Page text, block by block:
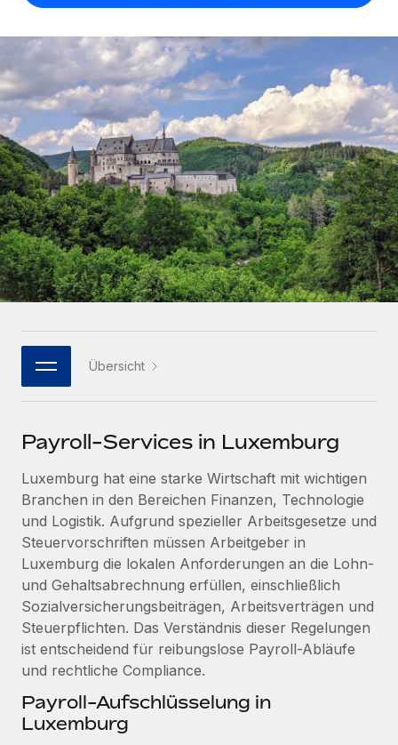
Globales Onboarding und Verwalten von
Freelancer:innen
PEO
Auslagern von komplexen HR-Aufgaben
INFRASTRUKTUR
Remote Embedded
Nahtlose Integration der HR in bestehende Abläufe
Plattform
Integrierte HR-Kernfunktionen für dein Team
MCP
Integrationen
Tools
DIENSTLEISTUNGEN
Frag unsere Expert:innen
Hilfe von Expert:innen für globale HR & Compliance
Background-Checks
Einfacheres Bewerber:innen-Screening
Compliance Watchtower
Lückenlose Compliance
Geräteverwaltung
Globale Bereitstellung und Verfolgung von IT-
WACHSTUMSPHASE
Startups
Agile HR- und Payroll-Lösungen für wachsende
Unternehmen
Mittelstand
Maßgeschneiderte HR-Lösungen, um Teams zu
vergrößern
Enterprise
Globale HR für Konzerne und Großunternehmen
PARTNER WERDEN
Flexible Einbettung von Global-HR-Funktionen in deine
Entdecke die Möglichkeiten einer Partnerschaft
Remote Build
Demnächst verfügbar
Beratung zu Integrationen und KI-Automatisierung
So hat der KI-Vorreiter Weaviate sein Team mit
Remote um 120 % vergrößert
Weaviate auf einen Blick Weaviate entwickelt KI-basierte
Open-Source-Infrastrukturen. Das...
Personalkostenrechner
Gesamtbeschäftigungskosten
Honorarzahlungen berechnen
Informationen zu möglichen Währungen und
Abwicklungsfristen für globale Freelancer:innen
LERNEN MIT REMOTE
Forschung und Leitfäden
Fallstudien
HR-Glossar
Bibliothek für Stellenbeschreibungen
Webinare
Events
Newsroom
Informationen zu Gehältern und Qualifikationen
Insights Center
Hol dir Unterstützung
Alle Ressourcen anzeigen
BLOG
Globale Payroll
Nederlands
Français
Deutsch
Español
Italiano
Português (Portugal)
한국어
Anmelden
Übersicht
Payroll-Services in Luxemburg
Luxemburg hat eine starke Wirtschaft mit wichtigen
Branchen in den Bereichen Finanzen, Technologie
und Logistik. Aufgrund spezieller Arbeitsgesetze und
Steuervorschriften müssen Arbeitgeber in
Luxemburg die lokalen Anforderungen an die Lohn-
und Gehaltsabrechnung erfüllen, einschließlich
Sozialversicherungsbeiträgen, Arbeitsverträgen und
Steuerpflichten. Das Verständnis dieser Regelungen
ist entscheidend für reibungslose Payroll-Abläufe
und rechtliche Compliance.
Payroll-Aufschlüsselung in
Luxemburg